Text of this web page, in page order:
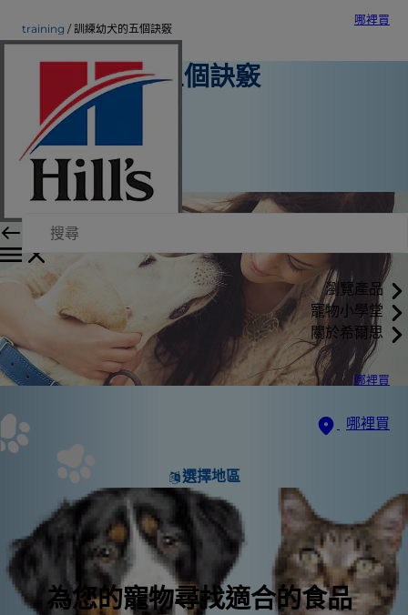
哪裡買
瀏覽產品
寵物小學堂
關於希爾思
哪裡買
哪裡買
選擇地區
為您的寵物尋找適合的食品
training 訓練幼犬的五個訣竅
訓練幼犬的五個訣竅
訓練
Erin Ollila
|
2016年5月17日